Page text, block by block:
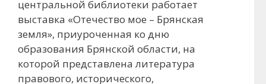
центральной библиотеки работает
выставка «Отечество мое – Брянская
земля», приуроченная ко дню
образования Брянской области, на
которой представлена литература
правового, исторического,